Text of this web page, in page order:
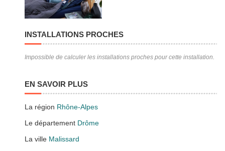
INSTALLATIONS PROCHES
Impossible de calculer les installations proches pour cette installation.
EN SAVOIR PLUS
La région Rhône-Alpes
Le département Drôme
La ville Malissard